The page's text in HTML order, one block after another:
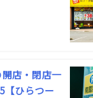
店・閉店一
【ひらつー